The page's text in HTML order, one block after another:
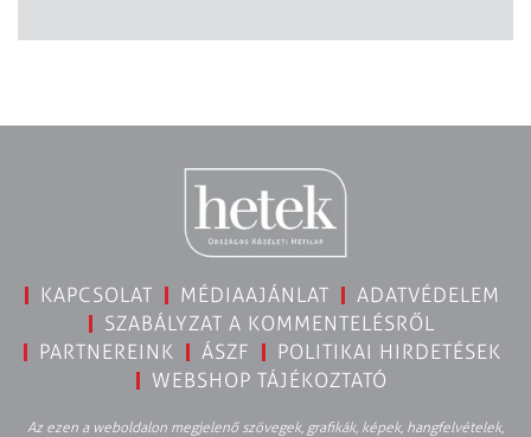
KAPCSOLAT MÉDIAAJÁNLAT
ADATVÉDELEM
SZABÁLYZAT A KOMMENTELÉSRŐL
PARTNEREINK
ÁSZF
POLITIKAI HIRDETÉSEK
WEBSHOP TÁJÉKOZTATÓ
Az ezen a weboldalon megjelenő szövegek, grafikák, képek, hangfelvételek,